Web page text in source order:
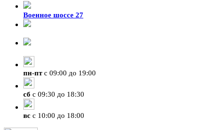
Военное шоссе 27
пн-птс 09:00 до 19:00
сб с 09:30 до 18:30
вс с 10:00 до 18:00